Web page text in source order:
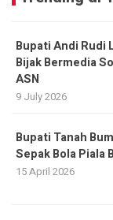
Bupati Andi Rudi
Bijak Bermedia
ASN
9 July 2026
Bupati Tanah
Sepak Bola Piala
15 April 2026